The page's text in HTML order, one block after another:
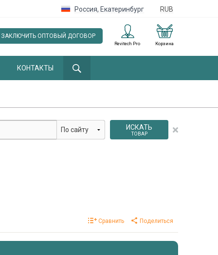
Россия, Екатеринбург RUB
Корзина
Revitech Pro
ЗАКЛЮЧИТЬ ОПТОВЫЙ ДОГОВОР
КОНТАКТЫ
ИСКАТЬ
ТОВАР
Сравнить Поделиться